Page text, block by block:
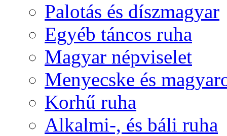
Palotás és díszmagyar
Egyéb táncos ruha
Magyar népviselet
Menyecske és
Korhű ruha
Alkalmi-, és báli ruha